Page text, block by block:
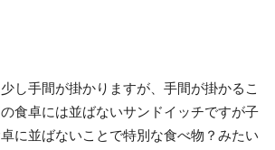
し手間が掛かりますが、手間が掛かるこ
食卓には並ばないサンドイッチですが子
に並ばないことで特別な食べ物？みたい